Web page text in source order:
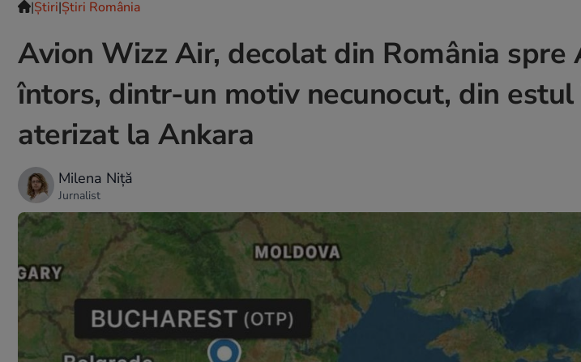
|Ştiri|Știri România
Avion Wizz Air, decolat din România spre
întors, dintr-un motiv necunocut, din estul
aterizat la Ankara
Milena Niță
Jurnalist